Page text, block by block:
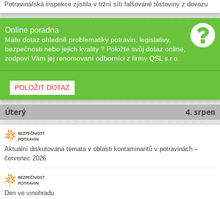
Potravinářská inspekce zjistila v tržní síti falšované těstoviny z dovozu
Online poradna
Máte dotaz ohledně problematiky potravin, legislativy,
bezpečnosti nebo jejich kvality ? Položte svůj dotaz online,
zodpoví Vám jej renomovaní odborníci z firmy QSL s.r.o.
POLOŽIT DOTAZ
4. srpen
Úterý
Aktuální diskutovaná témata v oblasti kontaminantů v potravinách –
červenec 2026
Den ve vinohradu